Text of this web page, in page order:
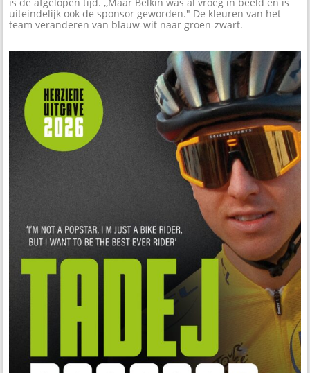
uiteindelijk ook de sponsor geworden." De kleuren van het
team veranderen van blauw-wit naar groen-zwart.